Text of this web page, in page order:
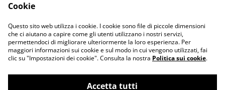
Cookie
Questo sito web utilizza i cookie. I cookie sono file di piccole dimensioni
che ci aiutano a capire come gli utenti utilizzano i nostri servizi,
permettendoci di migliorare ulteriormente la loro esperienza. Per
maggiori informazioni sui cookie e sul modo in cui vengono utilizzati, fai
clic su "Impostazioni dei cookie". Consulta la nostra Politica sui cookie.
Accetta tutti